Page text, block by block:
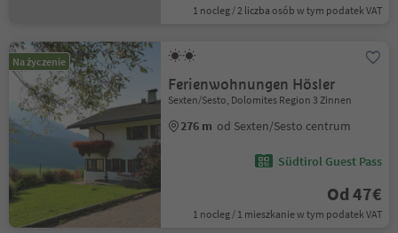
1 nocleg / 2 liczba osób w tym podatek VAT
Na życzenie
Ferienwohnungen Hösler
Sexten/Sesto, Dolomites Region 3 Zinnen
276 m od Sexten/Sesto centrum
Südtirol Guest Pass
Od 47€
1 nocleg / 1 mieszkanie w tym podatek VAT